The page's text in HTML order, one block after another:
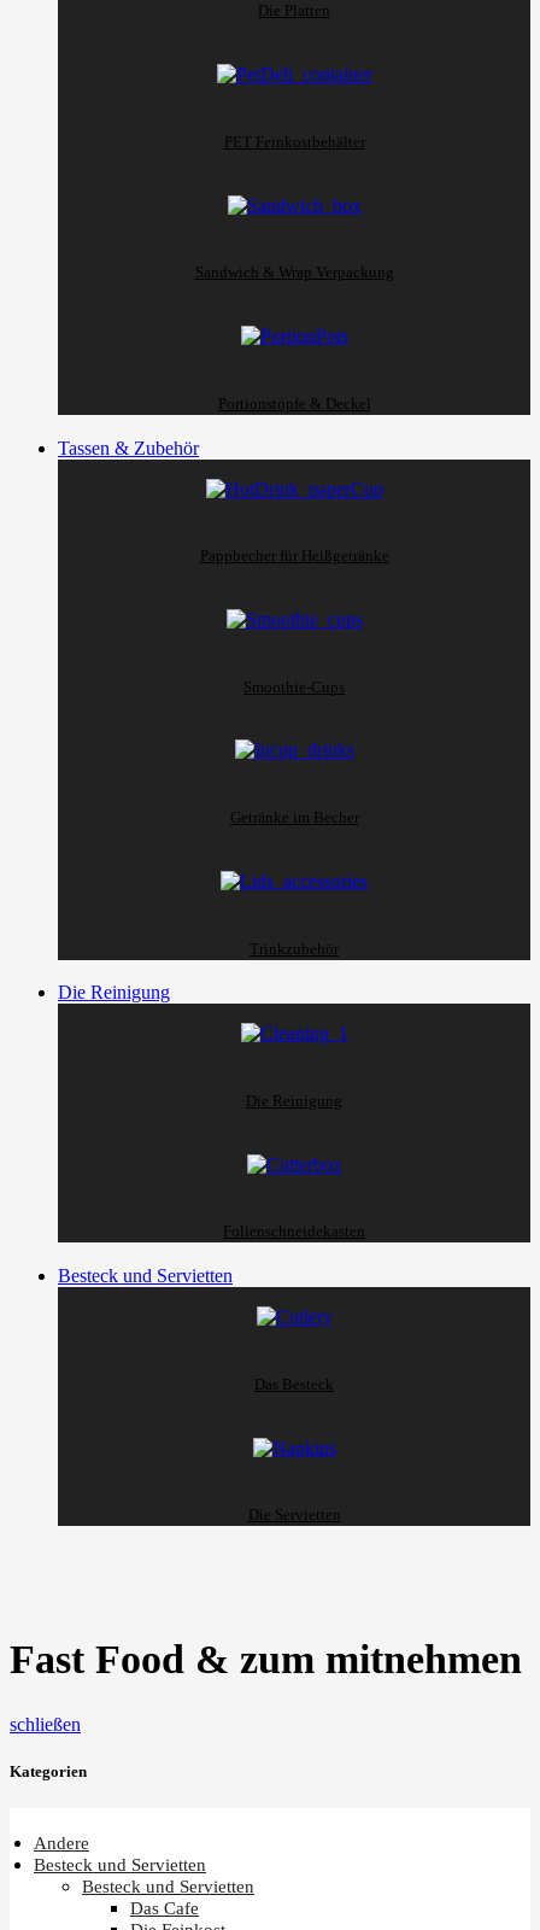
Die Platten
PET Feinkostbehälter
Sandwich & Wrap Verpackung
Portionstöpfe & Deckel
Tassen & Zubehör
Pappbecher für Heißgetränke
Smoothie-Cups
Getränke im Becher
Trinkzubehör
Die Reinigung
Die Reinigung
Folienschneidekasten
Besteck und Servietten
Das Besteck
Die Servietten
Fast Food & zum mitnehmen
schließen
Kategorien
Andere
Besteck und Servietten
Besteck und Servietten
Das Cafe